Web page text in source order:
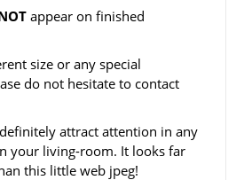
appear on finished
size or any special
do not hesitate to contact
attract attention in any
your living-room. It looks far
this little web jpeg!